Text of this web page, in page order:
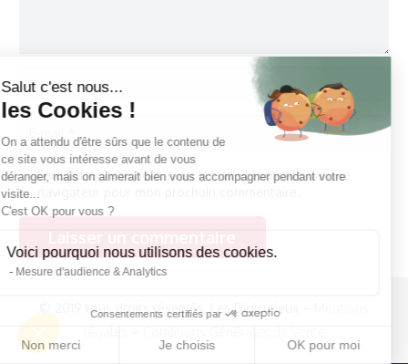
Enregistrer mon nom, mon e-mail et mon site dans le
Laisser un commentaire
© 2019 tous droits réservés. Les Digicurieux –
légales
Conditions Générales de Vente
Salut c'est nous...
les Cookies !
On a attendu d'être sûrs que le contenu de
ce site vous intéresse avant de vous
déranger, mais on aimerait bien vous accompagner pendant votre
visite...
C'est OK pour vous ?
Voici pourquoi nous utilisons des cookies.
Mesure d'audience & Analytics
Consentements certifiés par
Non merci Je choisis OK pour moi